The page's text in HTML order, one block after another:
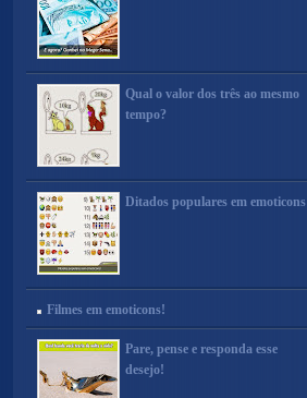
Qual o valor dos três ao mesmo
tempo?
Ditados populares em emoticons
Filmes em emoticons!
Pare, pense e responda esse
desejo!